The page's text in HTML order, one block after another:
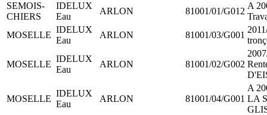
SEMOIS-
CHIERS
IDELUX
Eau
ARLON 81001/01/G012
A
MOSELLE
IDELUX
Eau
ARLON 81001/03/G001
MOSELLE
IDELUX
Eau
ARLON 81001/02/G002
MOSELLE
IDELUX
Eau
ARLON 81001/04/G001
A
LA